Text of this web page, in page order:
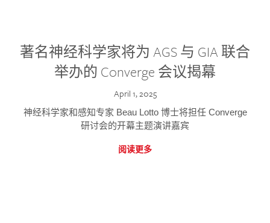
著名神经科学家将为 AGS 与 GIA 联合
举办的 Converge 会议揭幕
April 1, 2025
神经科学家和感知专家 Beau Lotto 博士将担任 Converge
研讨会的开幕主题演讲嘉宾
阅读更多